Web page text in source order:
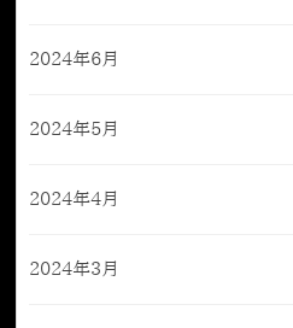
2024年6月
2024年5月
2024年4月
2024年3月